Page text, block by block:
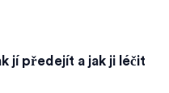
jí předejít a jak ji léčit